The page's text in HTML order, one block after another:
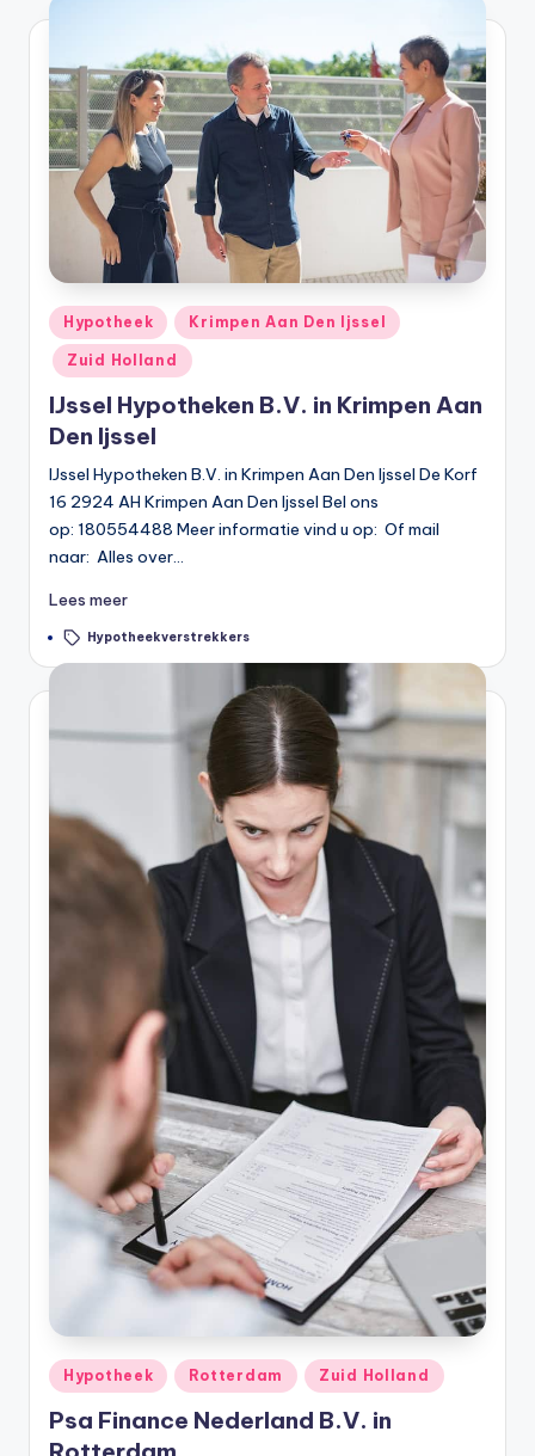
l
Geplaatst
in
Hypotheek Krimpen Aan Den Ijssel
Zuid Holland
IJssel Hypotheken B.V. in Krimpen Aan
Den Ijssel
IJssel Hypotheken B.V. in Krimpen Aan Den Ijssel De Korf
16 2924 AH Krimpen Aan Den Ijssel Bel ons
op: 180554488 Meer informatie vind u op: Of mail
naar: Alles over…
Lees meer
Tags: Hypotheekverstrekkers
Geplaatst
in
Hypotheek Rotterdam Zuid Holland
Psa Finance Nederland B.V. in